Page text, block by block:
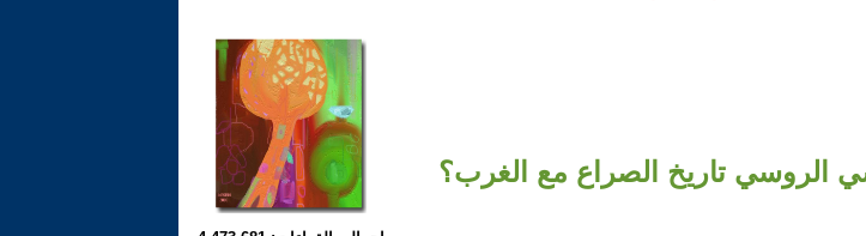
الروسي تاريخ الصراع مع الغرب؟